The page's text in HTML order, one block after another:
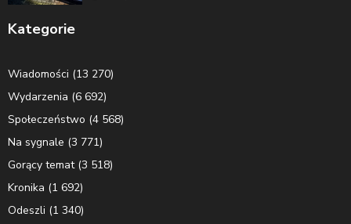
Kategorie
Wiadomości (13 270)
Wydarzenia (6 692)
Społeczeństwo (4 568)
Na sygnale (3 771)
Gorący temat(3 518)
Kronika (1 692)
Odeszli (1 340)